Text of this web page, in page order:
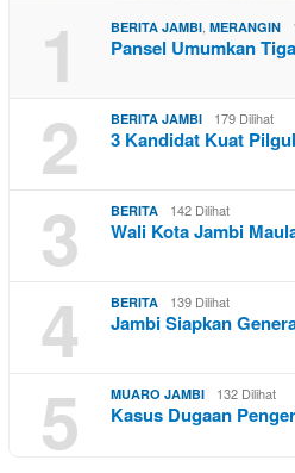
1 BERITA JAMBI MERANGIN
Pansel Umumkan
2 BERITA JAMBI 179 Dilihat
3 Kandidat Kuat
3 BERITA 142 Dilihat
Wali Kota Jambi
4 BERITA 139 Dilihat
Jambi Siapkan
5 MUARO JAMBI 132 Dilihat
Kasus Dugaan